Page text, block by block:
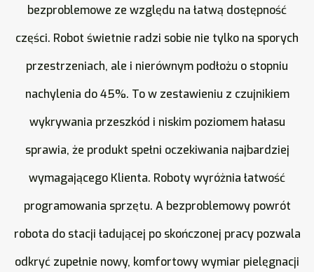
bezproblemowe ze względu na łatwą dostępność
części. Robot świetnie radzi sobie nie tylko na sporych
przestrzeniach, ale i nierównym podłożu o stopniu
nachylenia do 45%. To w zestawieniu z czujnikiem
wykrywania przeszkód i niskim poziomem hałasu
sprawia, że produkt spełni oczekiwania najbardziej
wymagającego Klienta. Roboty wyróżnia łatwość
programowania sprzętu. A bezproblemowy powrót
robota do stacji ładującej po skończonej pracy pozwala
odkryć zupełnie nowy, komfortowy wymiar pielęgnacji